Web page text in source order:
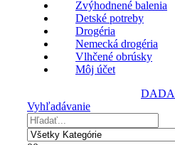
Zvýhodnené balenia
Detské potreby
Drogéria
Nemecká drogéria
Vlhčené obrúsky
Môj účet
DADA
Vyhľadávanie